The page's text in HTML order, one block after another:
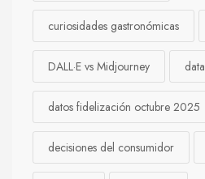
curiosidades gastronómicas
DALL·E vs Midjourney data
datos fidelización octubre 2025
decisiones del consumidor